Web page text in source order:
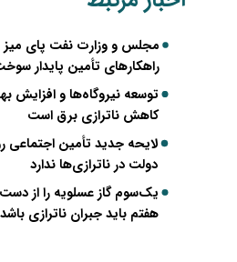
مجلس و وزارت نفت پای میز
راهکارهای تأمین پایدار
توسعه نیروگاه‌ها و افزایش
کاهش ناترازی برق است
لایحه جدید تأمین اجتماعی
دولت در ناترازی‌ها ندارد
یک‌سوم گاز عسلویه را از دست
هفتم باید جبران ناترازی باشد